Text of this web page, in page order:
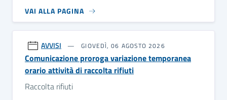
VAI ALLA PAGINA
AVVISI GIOVEDÌ, 06 AGOSTO 2026
Comunicazione proroga variazione temporanea
orario attività di raccolta rifiuti
Raccolta rifiuti